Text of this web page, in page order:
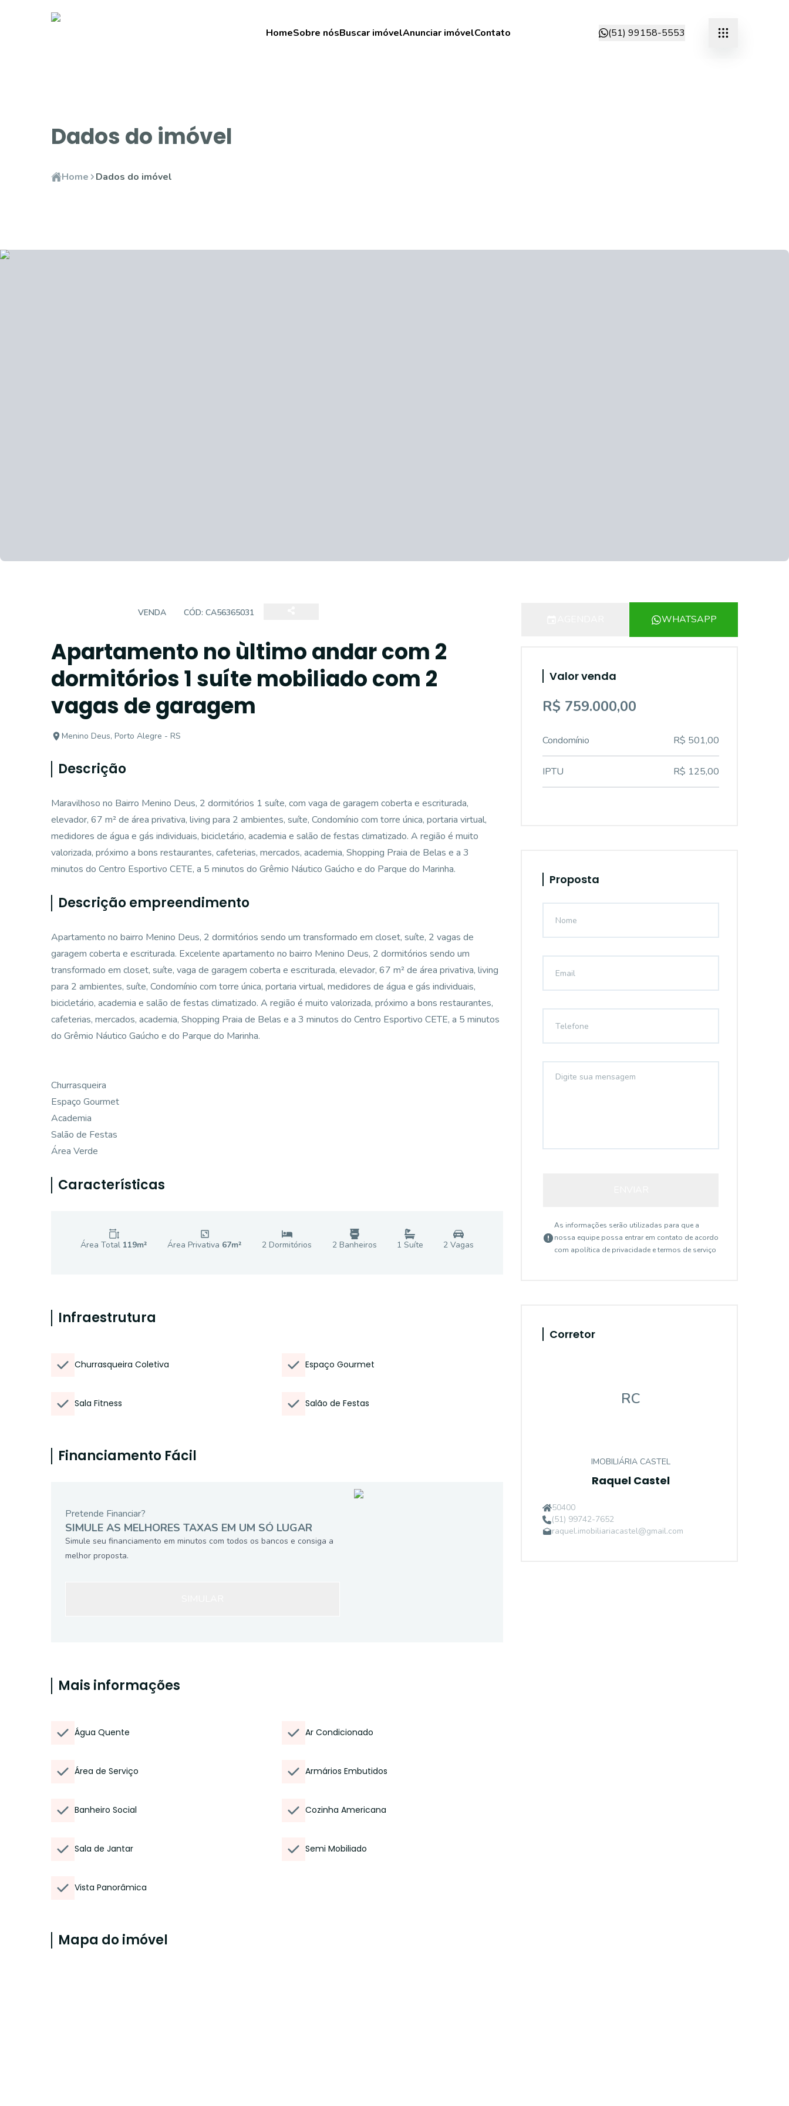
HomeSobre nósBuscar imóvelAnunciar imóvelContato (51) 99158-5553
Dados do imóvel
Home Dados do imóvel
VENDA CÓD: CA56365031
Apartamento no ùltimo andar com 2
dormitórios 1 suíte mobiliado com 2
vagas de garagem
Menino Deus, Porto Alegre - RS
Descrição
Maravilhoso no Bairro Menino Deus, 2 dormitórios 1 suíte, com vaga de garagem coberta e escriturada,
elevador, 67 m² de área privativa, living para 2 ambientes, suíte, Condomínio com torre única, portaria virtual,
medidores de água e gás individuais, bicicletário, academia e salão de festas climatizado. A região é muito
valorizada, próximo a bons restaurantes, cafeterias, mercados, academia, Shopping Praia de Belas e a 3
minutos do Centro Esportivo CETE, a 5 minutos do Grêmio Náutico Gaúcho e do Parque do Marinha.
Descrição empreendimento
Apartamento no bairro Menino Deus, 2 dormitórios sendo um transformado em closet, suíte, 2 vagas de
garagem coberta e escriturada. Excelente apartamento no bairro Menino Deus, 2 dormitórios sendo um
transformado em closet, suíte, vaga de garagem coberta e escriturada, elevador, 67 m² de área privativa, living
para 2 ambientes, suíte, Condomínio com torre única, portaria virtual, medidores de água e gás individuais,
bicicletário, academia e salão de festas climatizado. A região é muito valorizada, próximo a bons restaurantes,
cafeterias, mercados, academia, Shopping Praia de Belas e a 3 minutos do Centro Esportivo CETE, a 5 minutos
do Grêmio Náutico Gaúcho e do Parque do Marinha.
Churrasqueira
Espaço Gourmet
Academia
Salão de Festas
Área Verde
Características
Área Total 119m² Área Privativa 67m² 2 Dormitórios 2Banheiros 1 Suíte 2Vagas
Infraestrutura
Churrasqueira Coletiva Espaço Gourmet
Sala Fitness Salão de Festas
Financiamento Fácil
Pretende Financiar?
SIMULE AS MELHORES TAXAS EM UM SÓ LUGAR
Simule seu financiamento em minutos com todos os bancos e consiga a
melhor proposta.
Mais informações
Água Quente Ar Condicionado
Área de Serviço Armários Embutidos
Banheiro Social Cozinha Americana
Sala de Jantar Semi Mobiliado
Vista Panorâmica
Mapa do imóvel
WHATSAPP
Valor venda
R$ 759.000,00
Condomínio R$ 501,00
IPTU R$ 125,00
Proposta
As informações serão utilizadas para que a
nossa equipe possa entrar em contato de acordo
com apolítica de privacidade e termos de serviço
Corretor
RC
IMOBILIÁRIA CASTEL
Raquel Castel
50400
(51) 99742-7652
raquel.imobiliariacastel@gmail.com